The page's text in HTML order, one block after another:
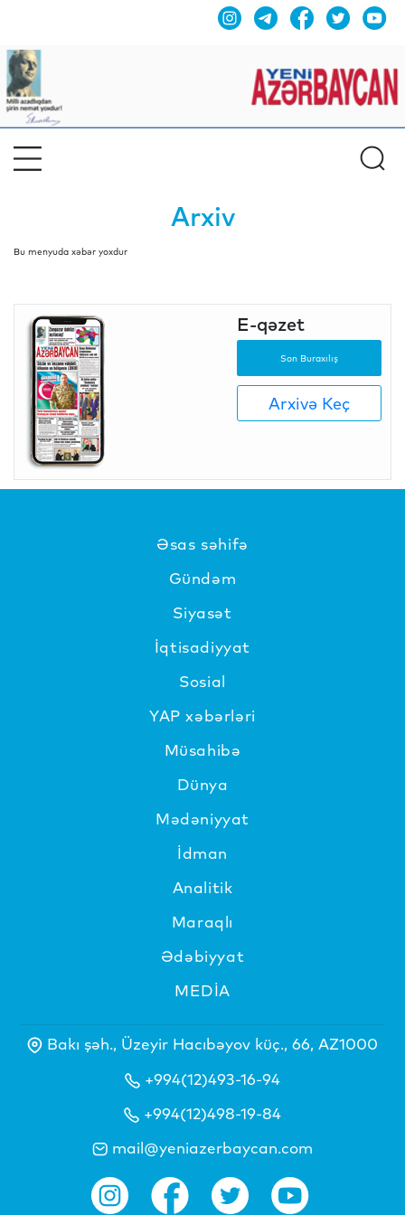
Arxiv
Bu menyuda xəbər yoxdur
E-qəzet
Son Buraxılış
Arxivə Keç
Əsas səhifə
Gündəm
Siyasət
İqtisadiyyat
Sosial
YAP xəbərləri
Müsahibə
Dünya
Mədəniyyat
İdman
Analitik
Maraqlı
Ədəbiyyat
MEDİA
Bakı şəh., Üzeyir Hacıbəyov küç., 66, AZ1000
+994(12)493-16-94
+994(12)498-19-84
mail@yeniazerbaycan.com